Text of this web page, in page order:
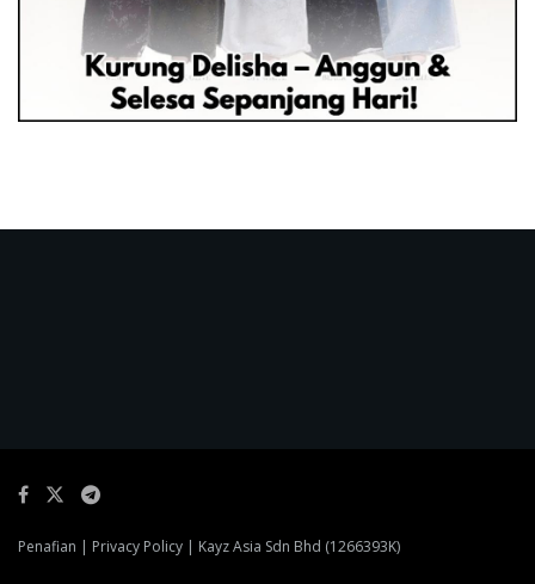
Penafian Privacy Policy | Kayz Asia Sdn Bhd (1266393K)